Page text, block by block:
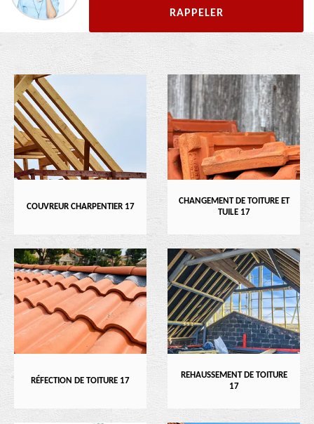
COUVREUR CHARPENTIER 17
CHANGEMENT DE TOITURE ET
TUILE 17
RÉFECTION DE TOITURE 17
REHAUSSEMENT DE TOITURE
17